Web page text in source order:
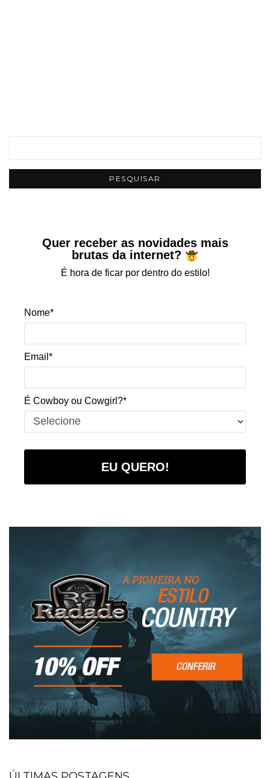
Quer receber as novidades mais
brutas da internet?
É hora de ficar por dentro do estilo!
Nome*
Email*
É Cowboy ou Cowgirl?*
EU QUERO!